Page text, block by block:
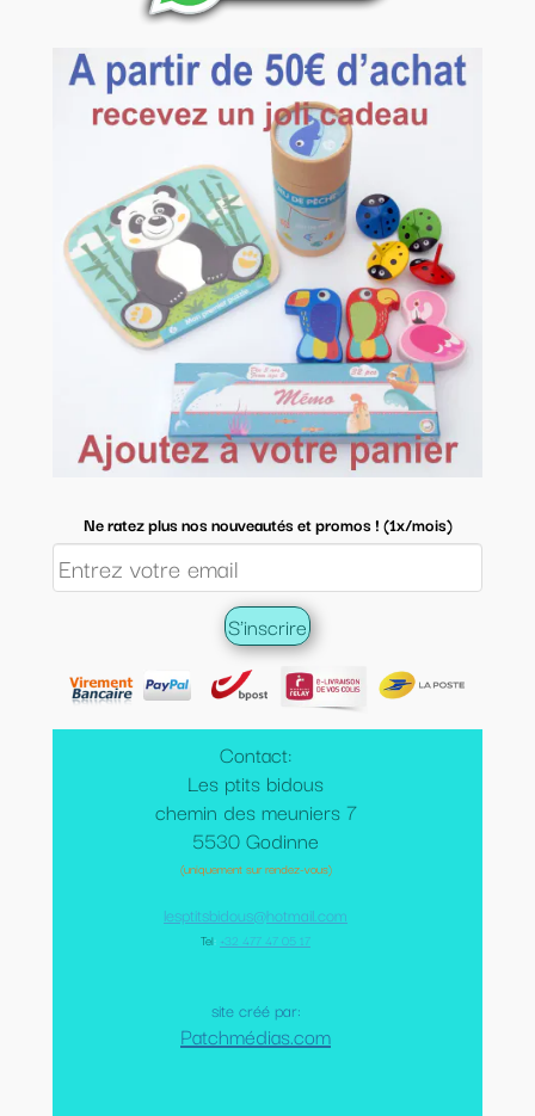
Contact:
Les ptits bidous
chemin des meuniers 7
5530 Godinne
(uniquement sur rendez-vous)
lesptitsbidous@hotmail.com
Tel: +32 477 47 05 17
site créé par:
Patchmédias.com
Ne ratez plus nos nouveautés et promos ! (1x/mois)